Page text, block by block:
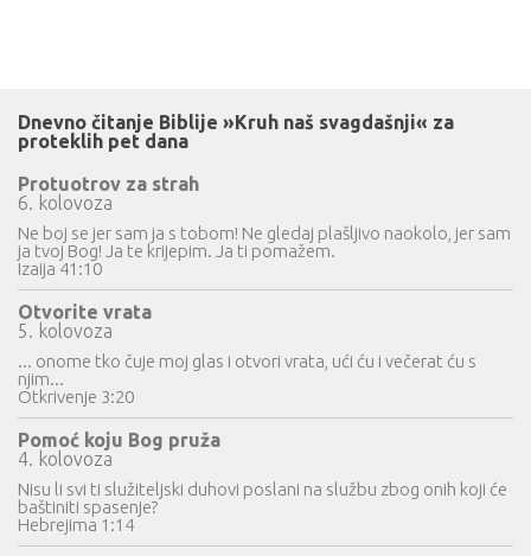
Dnevno čitanje Biblije »Kruh naš svagdašnji« za
proteklih pet dana
Protuotrov za strah
6. kolovoza
Ne boj se jer sam ja s tobom! Ne gledaj plašljivo naokolo, jer sam
ja tvoj Bog! Ja te krijepim. Ja ti pomažem.
Izaija 41:10
Otvorite vrata
5. kolovoza
... onome tko čuje moj glas i otvori vrata, ući ću i večerat ću s
njim...
Otkrivenje 3:20
Pomoć koju Bog pruža
4. kolovoza
Nisu li svi ti služiteljski duhovi poslani na službu zbog onih koji će
baštiniti spasenje?
Hebrejima 1:14